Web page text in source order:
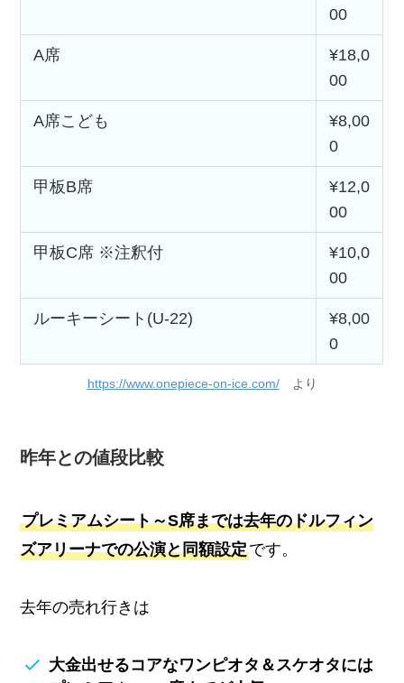
00
A席
¥18,0
00
A席こども
¥8,00
0
甲板B席
¥12,0
00
甲板C席 ※注釈付
¥10,0
00
ルーキーシート(U-22)
¥8,00
0
https://www.onepiece-on-ice.com/より
昨年との値段比較
プレミアムシート～S席までは去年のドルフィン
ズアリーナでの公演と同額設定です。
去年の売れ行きは
大金出せるコアなワンピオタ＆スケオタには